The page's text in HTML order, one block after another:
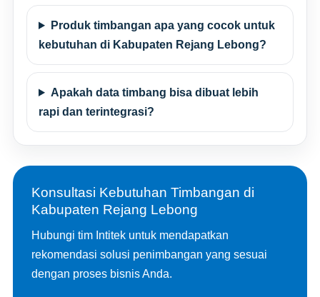
Produk timbangan apa yang cocok untuk
kebutuhan di Kabupaten Rejang Lebong?
Apakah data timbang bisa dibuat lebih
rapi dan terintegrasi?
Konsultasi Kebutuhan Timbangan di
Kabupaten Rejang Lebong
Hubungi tim Intitek untuk mendapatkan
rekomendasi solusi penimbangan yang sesuai
dengan proses bisnis Anda.